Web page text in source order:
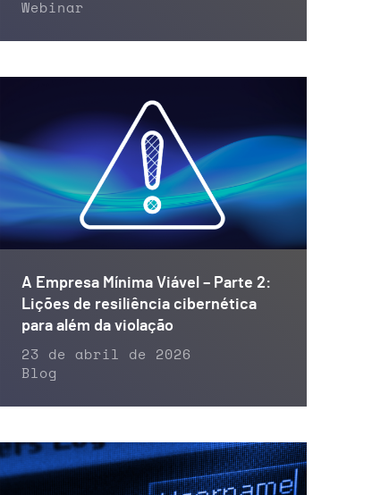
Webinar
A Empresa Mínima Viável – Parte 2:
Lições de resiliência cibernética
para além da violação
23 de abril de 2026
Blog